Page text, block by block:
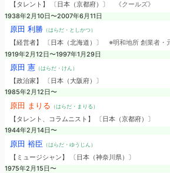
【タレント】 〔日本（京都府）〕
《クールズ》
1938年2月10日〜2007年6月11日
原田 利勝（はらだ・としかつ）
【経営者】 〔日本（北海道）〕 ※明和地所 創業者・
1919年2月12日〜1997年1月29日
原田 憲 （はらだ・けん）
【政治家】 〔日本（大阪府）〕
1985年2月12日〜
原田 まりる （はらだ・まりる）
【タレント、コラムニスト】 〔日本（京都府）〕
1944年2月14日〜
原田 裕臣 （はらだ・ゆうじん）
【ミュージシャン】 〔日本（神奈川県）〕
1975年2月15日〜